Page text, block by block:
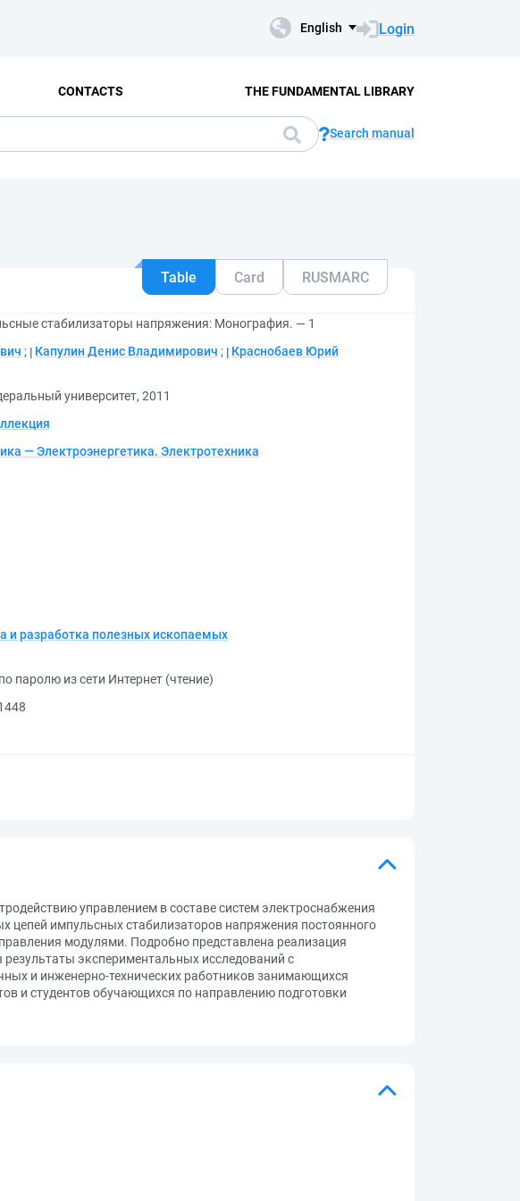
English Login
CONTACTS THE FUNDAMENTAL LIBRARY
Search manual
Table Card RUSMARC
стабилизаторы напряжения: Монография. — 1
; Капулин Денис Владимирович ;
Краснобаев Юрий
университет, 2011
— Электроэнергетика. Электротехника
и разработка полезных ископаемых
паролю из сети Интернет (чтение)
управлением в составе систем электроснабжения
импульсных стабилизаторов напряжения постоянного
модулями. Подробно представлена реализация
экспериментальных исследований с
и инженерно-технических работников занимающихся
и студентов обучающихся по направлению подготовки